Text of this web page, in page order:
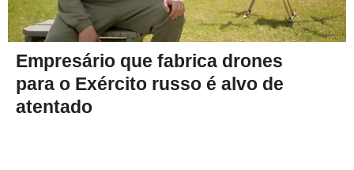
Empresário que fabrica drones
para o Exército russo é alvo de
atentado